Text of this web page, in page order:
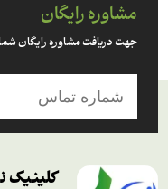
مشاوره رایگان
جهت دریافت مشاوره رایگان
کلینیک